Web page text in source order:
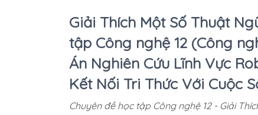
Giải Thích Một Số Thuật
tập Công nghệ 12 (Công
Án Nghiên Cứu Lĩnh Vực
Kết Nối Tri Thức Với Cuộc
Chuyên đề học tập Công nghệ 12 - Giải